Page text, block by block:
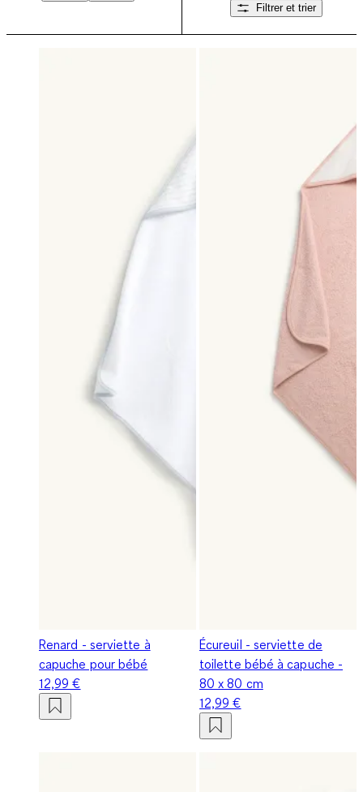
Filtrer et trier
Renard - serviette à
capuche pour bébé
12,99 €
Écureuil - serviette de
toilette bébé à capuche -
80 x 80 cm
12,99 €